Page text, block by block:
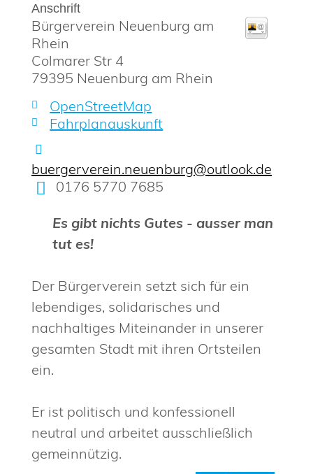
Anschrift
Bürgerverein Neuenburg am
Rhein
Colmarer Str 4
79395 Neuenburg am Rhein
OpenStreetMap
Fahrplanauskunft
buergerverein.neuenburg@outlook.de
0176 5770 7685
Es gibt nichts Gutes - ausser man
tut es!
Der Bürgerverein setzt sich für ein
lebendiges, solidarisches und
nachhaltiges Miteinander in unserer
gesamten Stadt mit ihren Ortsteilen
ein.
Er ist politisch und konfessionell
neutral und arbeitet ausschließlich
gemeinnützig.